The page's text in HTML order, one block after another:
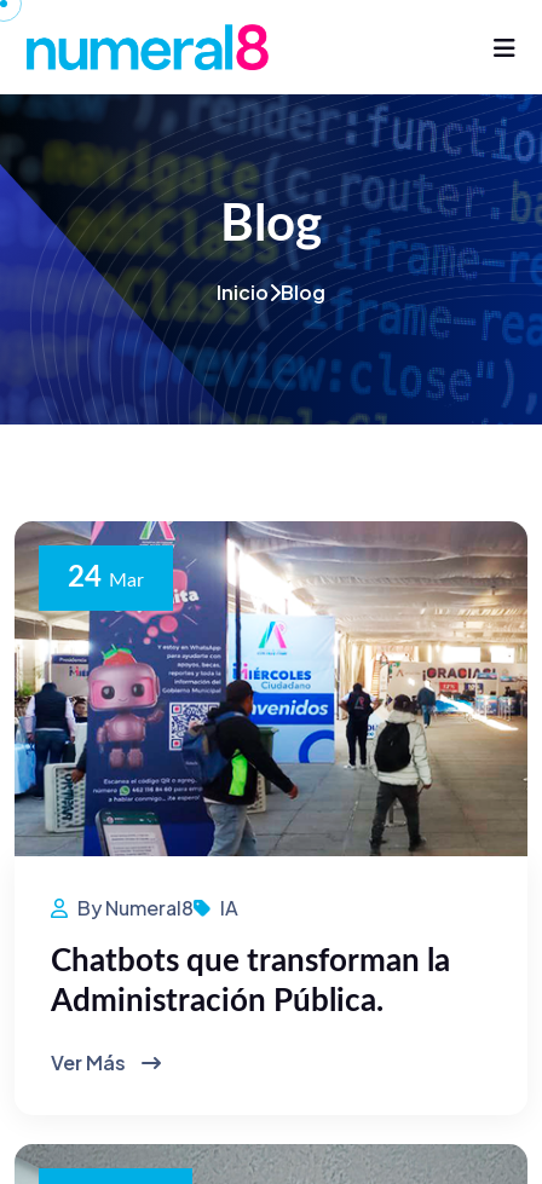
Blog
Inicio Blog
24 Mar
By Numeral8 IA
Chatbots que transforman la
Administración Pública.
Ver Más